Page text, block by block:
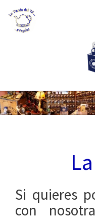
Si quieres
con